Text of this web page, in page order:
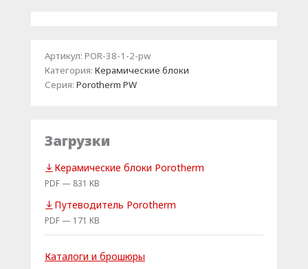
Артикул: POR-38-1-2-pw
Категория: Керамические блоки
Серия: Porotherm PW
Загрузки
Керамические блоки Porotherm
PDF — 831 KB
Путеводитель Porotherm
PDF — 171 KB
Каталоги и брошюры